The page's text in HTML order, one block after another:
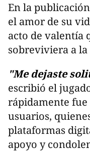
En la
el amor de su
acto de valentía
sobreviviera a la
"Me dejaste
escribió el
rápidamente
usuarios,
plataformas
apoyo y